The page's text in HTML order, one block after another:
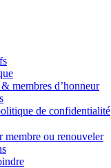
membres d’honneur
de confidentialité
membre ou renouveler